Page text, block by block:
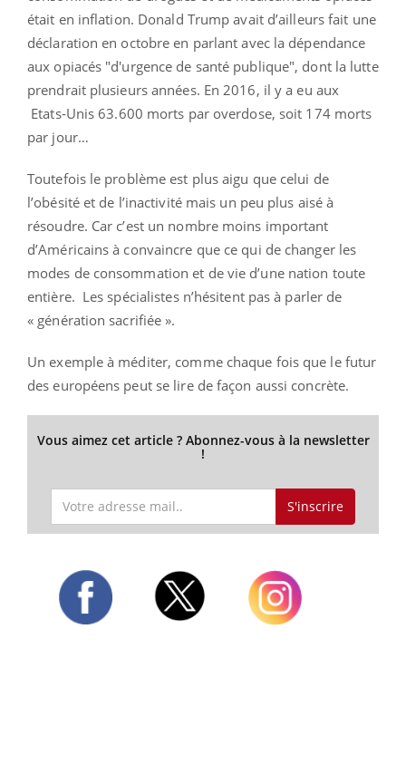
était en inflation. Donald Trump avait d’ailleurs fait une
déclaration en octobre en parlant avec la dépendance
aux opiacés "d'urgence de santé publique", dont la lutte
prendrait plusieurs années. En 2016, il y a eu aux
Etats-Unis 63.600 morts par overdose, soit 174 morts
par jour…
Toutefois le problème est plus aigu que celui de
l’obésité et de l’inactivité mais un peu plus aisé à
résoudre. Car c’est un nombre moins important
d’Américains à convaincre que ce qui de changer les
modes de consommation et de vie d’une nation toute
entière. Les spécialistes n’hésitent pas à parler de
« génération sacrifiée ».
Un exemple à méditer, comme chaque fois que le futur
des européens peut se lire de façon aussi concrète.
Vous aimez cet article ? Abonnez-vous à la newsletter
!
S'inscrire